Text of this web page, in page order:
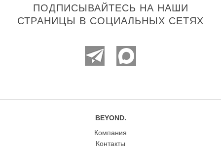
ПОДПИСЫВАЙТЕСЬ НА НАШИ
СТРАНИЦЫ В СОЦИАЛЬНЫХ СЕТЯХ
BEYOND.
Компания
Контакты